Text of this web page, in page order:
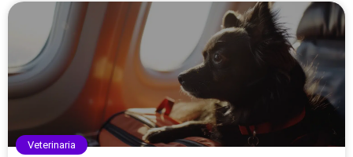
Veterinaria